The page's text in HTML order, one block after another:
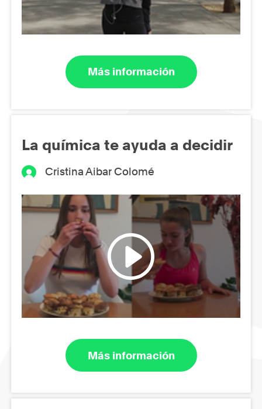
Más información
La química te ayuda a decidir
Cristina Aibar Colomé
Más información